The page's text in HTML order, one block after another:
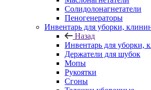
Солидолонагнетатели
Пеногенераторы
Инвентарь для уборки,
Назад
Инвентарь для уборки,
Держатели для шубок
Мопы
Рукоятки
Сгоны